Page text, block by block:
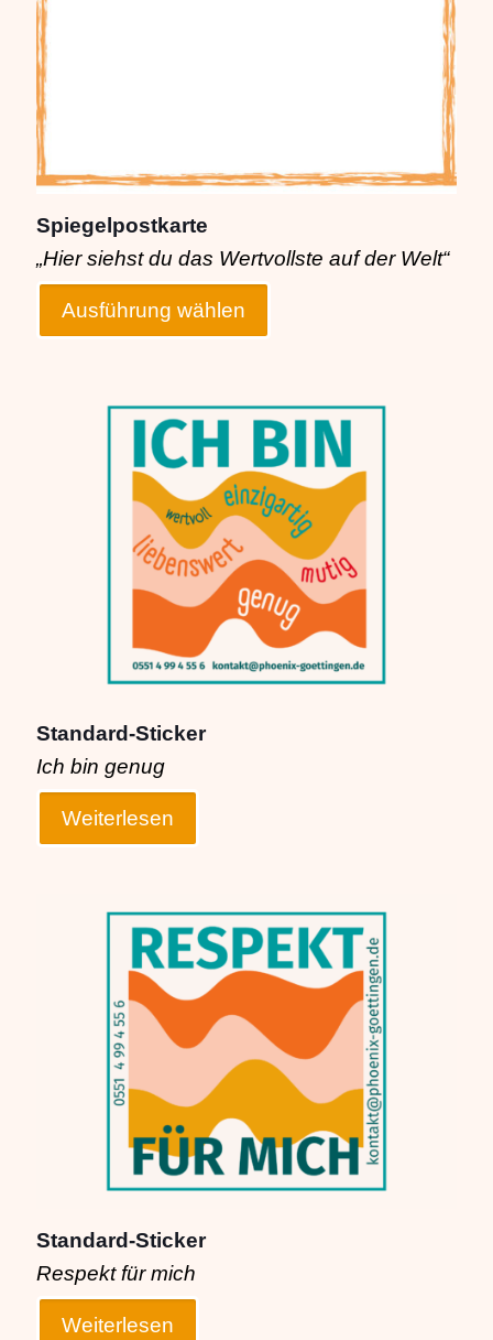
Spiegelpostkarte
„Hier siehst du das Wertvollste auf der Welt“
Ausführung wählen
Dieses
mehrere
Produktseite
gewählt
Standard-Sticker
Ich bin genug
Weiterlesen
Standard-Sticker
Respekt für mich
Weiterlesen